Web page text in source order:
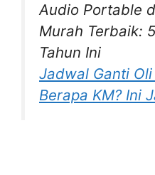
Audio Portable
Murah Terbaik:
Tahun Ini
Jadwal Ganti
Berapa KM? Ini